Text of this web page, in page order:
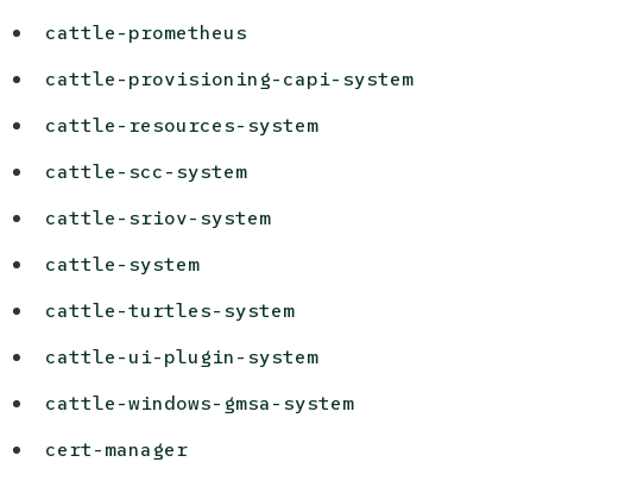
cattle-prometheus
cattle-provisioning-capi-system
cattle-resources-system
cattle-scc-system
cattle-sriov-system
cattle-system
cattle-turtles-system
cattle-ui-plugin-system
cattle-windows-gmsa-system
cert-manager